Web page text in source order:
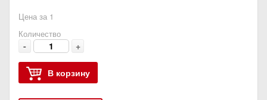
Цена за 1
Количество
- +
В корзину